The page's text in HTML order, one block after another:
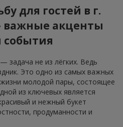
для гостей в г.
акценты
события
задача не из лёгких. Ведь
Это одно из самых важных
молодой пары, состоящее
из ключевых является
и нежный букет
продуманности и